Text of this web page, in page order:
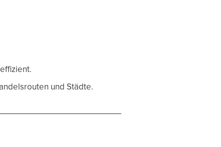
und Städte.